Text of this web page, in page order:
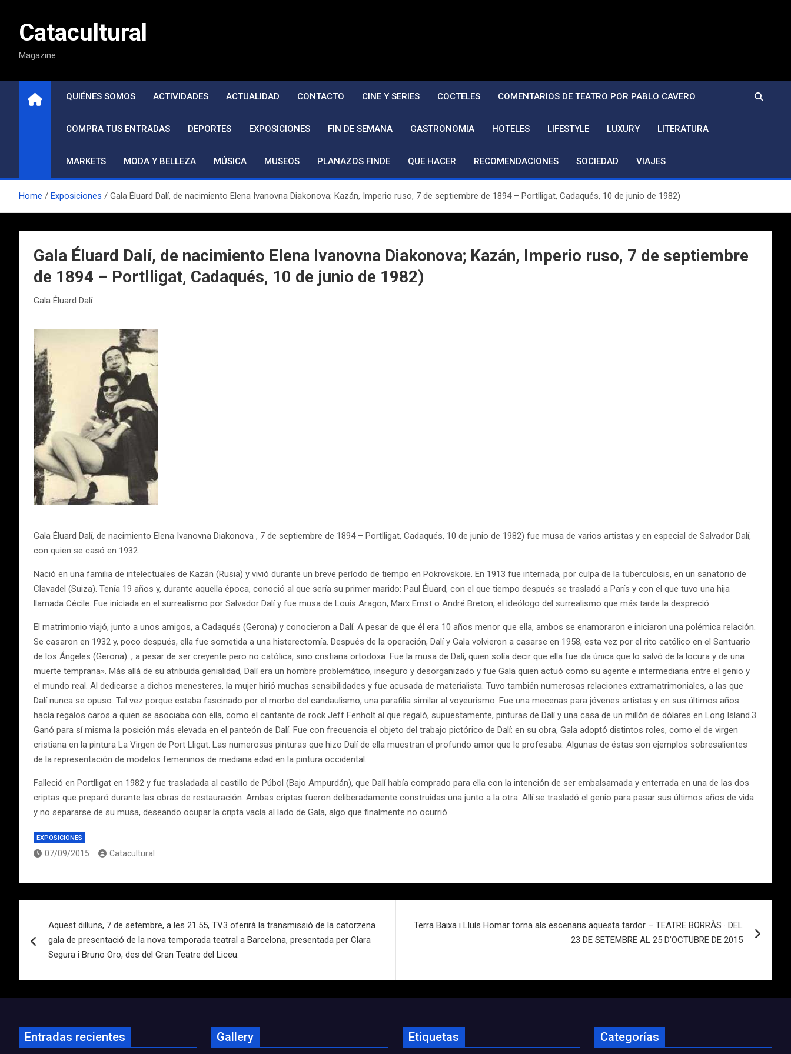
contenidoCatacultural
Magazine
QUIÉNES SOMOS ACTIVIDADES ACTUALIDAD CONTACTO CINE Y SERIES COCTELES COMENTARIOS DE TEATRO POR PABLO CAVERO
COMPRA TUS ENTRADAS DEPORTES EXPOSICIONES FIN DE SEMANA GASTRONOMIA HOTELES LIFESTYLE LUXURY LITERATURA
MARKETS MODA Y BELLEZA MÚSICA MUSEOS PLANAZOS FINDE QUE HACER RECOMENDACIONES SOCIEDAD VIAJES
Home Exposiciones Gala Éluard Dalí, de nacimiento Elena Ivanovna Diakonova; Kazán, Imperio ruso, 7 de septiembre de 1894 – Portlligat, Cadaqués, 10 de junio de 1982)
Gala Éluard Dalí, de nacimiento Elena Ivanovna Diakonova; Kazán, Imperio ruso, 7 de septiembre
de 1894 – Portlligat, Cadaqués, 10 de junio de 1982)
Gala Éluard Dalí
Gala Éluard Dalí, de nacimiento Elena Ivanovna Diakonova , 7 de septiembre de 1894 – Portlligat, Cadaqués, 10 de junio de 1982) fue musa de varios artistas y en especial de Salvador Dalí,
con quien se casó en 1932.
Nació en una familia de intelectuales de Kazán (Rusia) y vivió durante un breve período de tiempo en Pokrovskoie. En 1913 fue internada, por culpa de la tuberculosis, en un sanatorio de
Clavadel (Suiza). Tenía 19 años y, durante aquella época, conoció al que sería su primer marido: Paul Éluard, con el que tiempo después se trasladó a París y con el que tuvo una hija
llamada Cécile. Fue iniciada en el surrealismo por Salvador Dalí y fue musa de Louis Aragon, Marx Ernst o André Breton, el ideólogo del surrealismo que más tarde la despreció.
El matrimonio viajó, junto a unos amigos, a Cadaqués (Gerona) y conocieron a Dalí. A pesar de que él era 10 años menor que ella, ambos se enamoraron e iniciaron una polémica relación.
Se casaron en 1932 y, poco después, ella fue sometida a una histerectomía. Después de la operación, Dalí y Gala volvieron a casarse en 1958, esta vez por el rito católico en el Santuario
de los Ángeles (Gerona). ; a pesar de ser creyente pero no católica, sino cristiana ortodoxa. Fue la musa de Dalí, quien solía decir que ella fue «la única que lo salvó de la locura y de una
muerte temprana». Más allá de su atribuida genialidad, Dalí era un hombre problemático, inseguro y desorganizado y fue Gala quien actuó como su agente e intermediaria entre el genio y
el mundo real. Al dedicarse a dichos menesteres, la mujer hirió muchas sensibilidades y fue acusada de materialista. Tuvo también numerosas relaciones extramatrimoniales, a las que
Dalí nunca se opuso. Tal vez porque estaba fascinado por el morbo del candaulismo, una parafilia similar al voyeurismo. Fue una mecenas para jóvenes artistas y en sus últimos años
hacía regalos caros a quien se asociaba con ella, como el cantante de rock Jeff Fenholt al que regaló, supuestamente, pinturas de Dalí y una casa de un millón de dólares en Long Island.3
Ganó para sí misma la posición más elevada en el panteón de Dalí. Fue con frecuencia el objeto del trabajo pictórico de Dalí: en su obra, Gala adoptó distintos roles, como el de virgen
cristiana en la pintura La Virgen de Port Lligat. Las numerosas pinturas que hizo Dalí de ella muestran el profundo amor que le profesaba. Algunas de éstas son ejemplos sobresalientes
de la representación de modelos femeninos de mediana edad en la pintura occidental.
Falleció en Portlligat en 1982 y fue trasladada al castillo de Púbol (Bajo Ampurdán), que Dalí había comprado para ella con la intención de ser embalsamada y enterrada en una de las dos
criptas que preparó durante las obras de restauración. Ambas criptas fueron deliberadamente construidas una junto a la otra. Allí se trasladó el genio para pasar sus últimos años de vida
y no separarse de su musa, deseando ocupar la cripta vacía al lado de Gala, algo que finalmente no ocurrió.
EXPOSICIONES
07/09/2015 Catacultural
de
entradas
Aquest dilluns, 7 de setembre, a les 21.55, TV3 oferirà la transmissió de la catorzena
gala de presentació de la nova temporada teatral a Barcelona, presentada per Clara
Segura i Bruno Oro, des del Gran Teatre del Liceu.
Terra Baixa i Lluís Homar torna als escenaris aquesta tardor – TEATRE BORRÀS · DEL
23 DE SETEMBRE AL 25 D’OCTUBRE DE 2015
Entradas recientes Gallery Etiquetas Categorías